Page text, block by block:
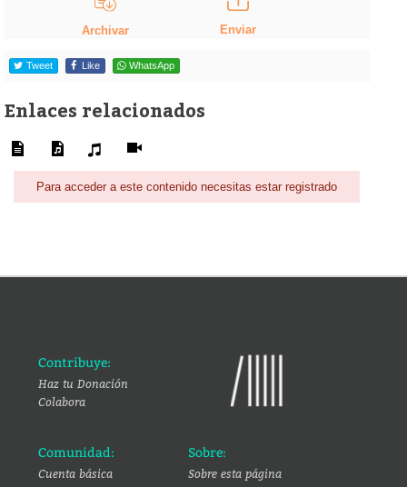
Archivar Enviar
Tweet Like WhatsApp
Enlaces relacionados
Para acceder a este contenido necesitas estar registrado
Contribuye:
Haz tu Donación
Colabora
Comunidad:
Cuenta básica
Sobre:
Sobre esta página